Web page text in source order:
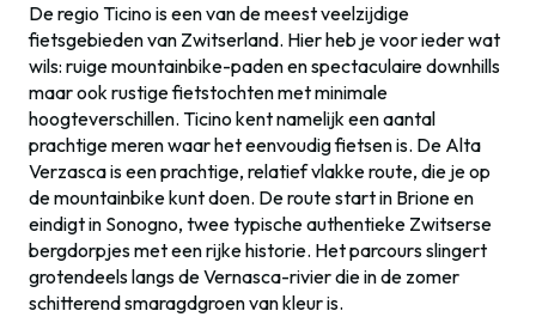
De regio Ticino is een van de meest veelzijdige
fietsgebieden van Zwitserland. Hier heb je voor ieder wat
wils: ruige mountainbike-paden en spectaculaire downhills
maar ook rustige fietstochten met minimale
hoogteverschillen. Ticino kent namelijk een aantal
prachtige meren waar het eenvoudig fietsen is. De Alta
Verzasca is een prachtige, relatief vlakke route, die je op
de mountainbike kunt doen. De route start in Brione en
eindigt in Sonogno, twee typische authentieke Zwitserse
bergdorpjes met een rijke historie. Het parcours slingert
grotendeels langs de Vernasca-rivier die in de zomer
schitterend smaragdgroen van kleur is.